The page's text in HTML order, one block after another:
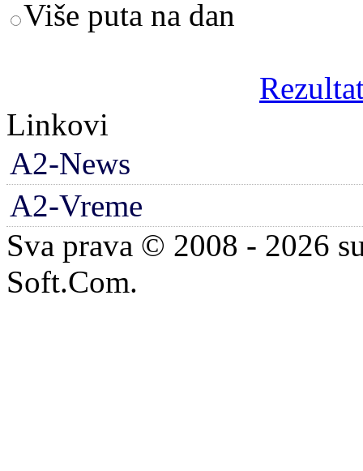
Više puta na dan
Linkovi
A2-News
A2-Vreme
Sva prava © 2008 - 2026
Soft.Com.